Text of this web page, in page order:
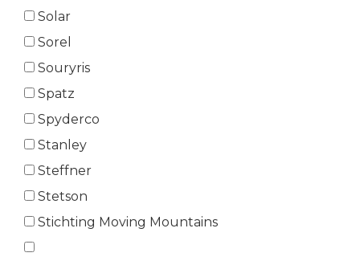
Solar
Sorel
Souryris
Spatz
Spyderco
Stanley
Steffner
Stetson
Stichting Moving Mountains